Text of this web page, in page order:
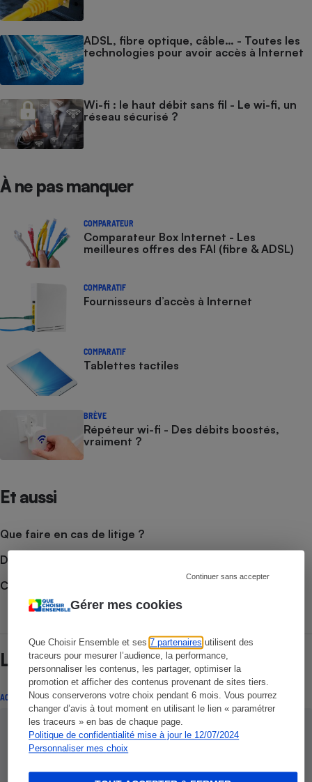
Gérer mes cookies
Que Choisir Ensemble et ses7 partenaires utilisent des
traceurs pour mesurer l’audience, la performance,
personnaliser les contenus, les partager, optimiser la
promotion et afficher des contenus provenant de sites tiers.
Nous conserverons votre choix pendant 6 mois. Vous pourrez
changer d’avis à tout moment en utilisant le lien « paramétrer
les traceurs » en bas de chaque page.
Politique de confidentialité mise à jour le 12/07/2024
Personnaliser mes choix
Continuer sans accepter
ADSL, fibre optique, câble… - Toutes les
technologies pour avoir accès à Internet
Wi-fi : le haut débit sans fil - Le wi-fi, un
réseau sécurisé ?
À ne pas manquer
COMPARATEUR
Comparateur Box Internet - Les
meilleures offres des FAI (fibre & ADSL)
COMPARATIF
Fournisseurs d’accès à Internet
COMPARATIF
Tablettes tactiles
BRÈVE
Répéteur wi-fi - Des débits boostés,
vraiment ?
Et aussi
Que faire en cas de litige ?
Découvrir le forum
Consulter nos Actualités
Lire aussi
ACTUALITÉ